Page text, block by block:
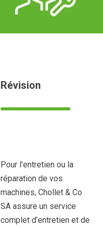
Révision
Pour l’entretien ou la
réparation de vos
machines, Chollet & Co
SA assure un service
complet d’entretien et de